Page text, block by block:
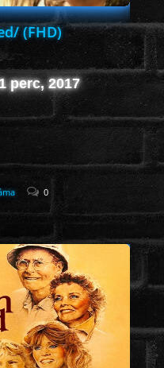
(FHD)
perc, 2017
0